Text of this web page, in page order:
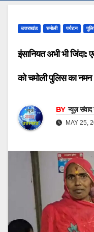
उत्तराखंड चमोली पर्यटन
इंसानियत अभी भी जिंदा:
को चमोली पुलिस का नमन
BY न्यूज़ संवाद
MAY 25,